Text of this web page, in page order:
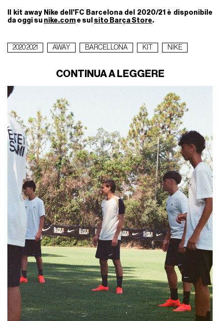
Il kit away Nike dell'FC Barcelona del 2020/21 è disponibile
da oggi su nike.com e sul sito Barça Store.
2020 2021 AWAY BARCELLONA KIT NIKE
CONTINUA A LEGGERE